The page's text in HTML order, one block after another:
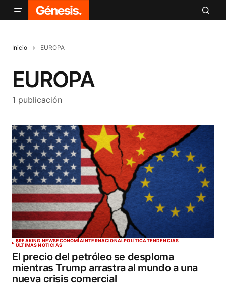
Inicio EUROPA
EUROPA
1 publicación
BREAKING NEWSECONOMÍAINTERNACIONALPOLÍTICATENDENCIAS
ÚLTIMAS NOTICIAS
El precio del petróleo se desploma
mientras Trump arrastra al mundo a una
nueva crisis comercial